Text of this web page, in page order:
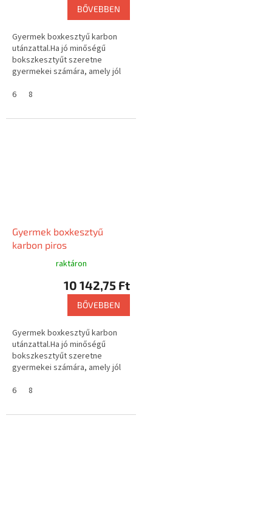
BŐVEBBEN
Gyermek boxkesztyű karbon
utánzattal.Ha jó minőségű
bokszkesztyűt szeretne
gyermekei számára, amely jól
megfogja, akkor a King...
6 8
Gyermek boxkesztyű
karbon piros
raktáron
10 142,75 Ft
BŐVEBBEN
Gyermek boxkesztyű karbon
utánzattal.Ha jó minőségű
bokszkesztyűt szeretne
gyermekei számára, amely jól
megfogja, akkor a King Fighter...
6 8